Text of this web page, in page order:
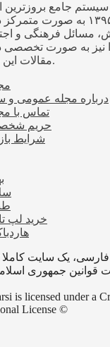
جامع بروزترین
اجتماعی از سال ۱۳۹۵ به
مسائل فرهنگی و
نیز به صورت تخصصی
مقالات این حوزه‌ها فعالیت می کند.
درباره مجله عمومی و
تماس با
حریم
شرایط
خرید لپ
یک سایت
جمهوری
is licensed under a
License ©️